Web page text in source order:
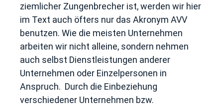
ziemlicher Zungenbrecher ist, werden wir hier
im Text auch öfters nur das Akronym AVV
benutzen. Wie die meisten Unternehmen
arbeiten wir nicht alleine, sondern nehmen
auch selbst Dienstleistungen anderer
Unternehmen oder Einzelpersonen in
Anspruch. Durch die Einbeziehung
verschiedener Unternehmen bzw.